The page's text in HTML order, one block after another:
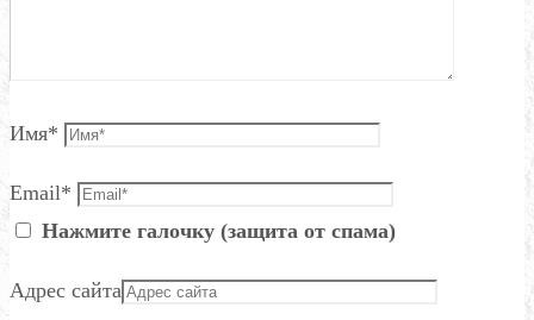
Имя*
Email*
Нажмите галочку (защита от спама)
Адрес сайта